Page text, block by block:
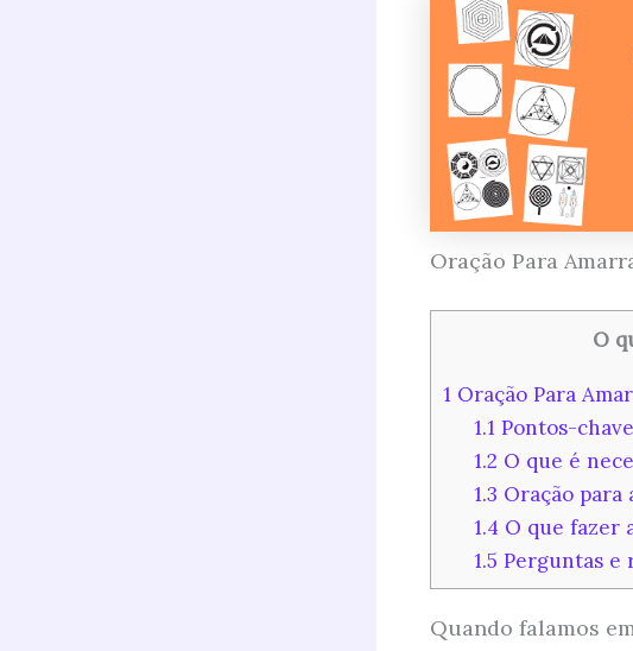
Oração Para
O
1 Oração Para
1.1Pontos-
1.2 O que é
1.3 Oração para
1.4 O que fazer
1.5 Perguntas e
Quando falamos